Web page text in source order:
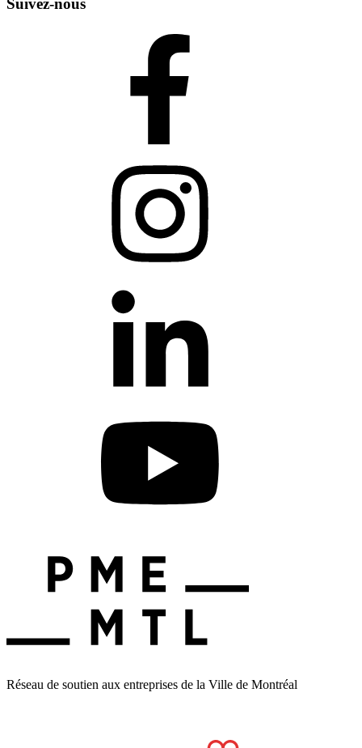
Suivez-nous
Réseau de soutien aux entreprises de la Ville de Montréal